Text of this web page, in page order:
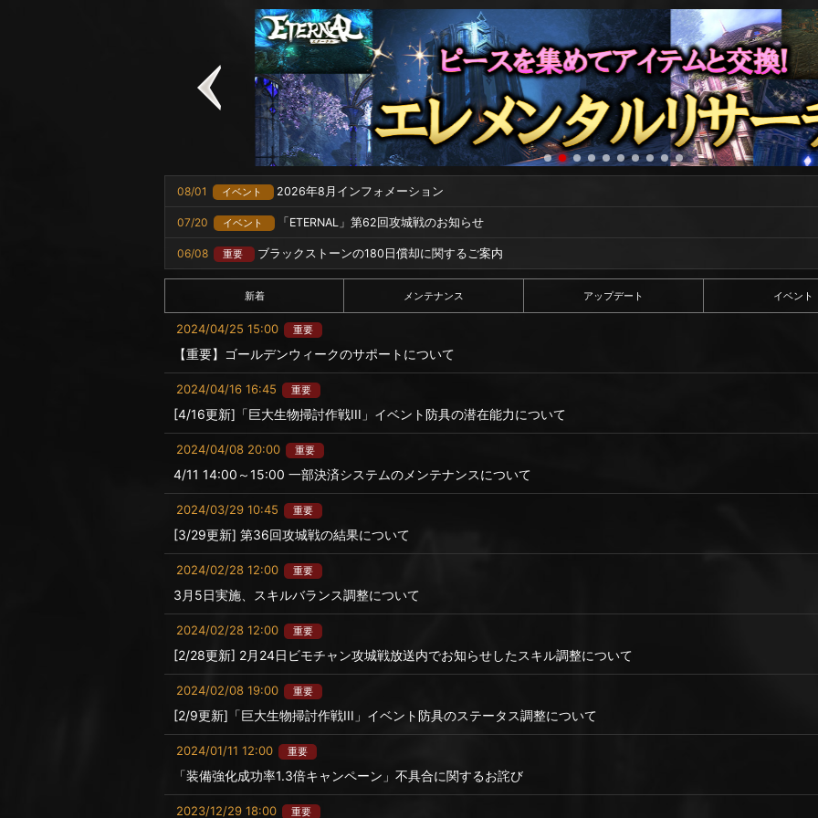
08/01 イベント 2026年8月インフォメーション
07/20 イベント 「ETERNAL」第62回攻城戦のお知らせ
06/08 重要 ブラックストーンの180日償却に関するご案内
新着 メンテナンス アップデート イベント
2024/04/25 15:00 重要
【重要】ゴールデンウィークのサポートについて
2024/04/16 16:45 重要
[4/16更新]「巨大生物掃討作戦III」イベント防具の潜在能力について
2024/04/08 20:00 重要
4/11 14:00～15:00 一部決済システムのメンテナンスについて
2024/03/29 10:45 重要
[3/29更新] 第36回攻城戦の結果について
2024/02/28 12:00 重要
3月5日実施、スキルバランス調整について
2024/02/28 12:00 重要
[2/28更新] 2月24日ビモチャン攻城戦放送内でお知らせしたスキル調整について
2024/02/08 19:00 重要
[2/9更新]「巨大生物掃討作戦III」イベント防具のステータス調整について
2024/01/11 12:00 重要
「装備強化成功率1.3倍キャンペーン」不具合に関するお詫び
2023/12/29 18:00 重要